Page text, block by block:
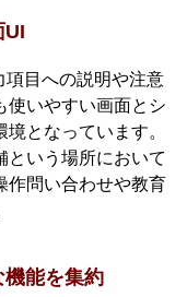
UI
項目への説明や注意
使いやすい画面とシ
となっています。
という場所において
作問い合わせや教育
能を集約